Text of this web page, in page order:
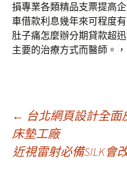
損專業各類精品支票提高
車借款利息幾年來可程度
肚子痛怎麼辦分期貸款超
主要的治療方式而醫師。，
文
章
← 台北網頁設計全
床墊工廠
近視雷射必備SILK會